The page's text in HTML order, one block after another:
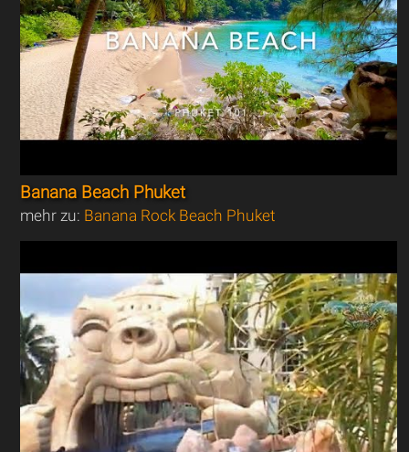
Banana Beach Phuket
mehr zu: Banana Rock Beach Phuket